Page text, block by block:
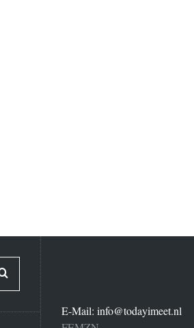
E-Mail:info@todayimeet.nl